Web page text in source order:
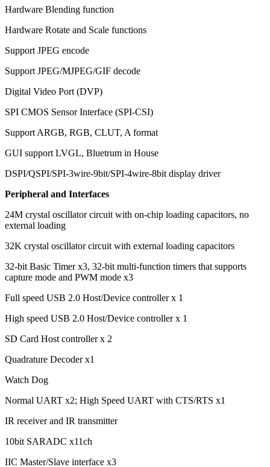
Hardware Blending function
Hardware Rotate and Scale functions
Support JPEG encode
Support JPEG/MJPEG/GIF decode
Digital Video Port (DVP)
SPI CMOS Sensor Interface (SPI-CSI)
Support ARGB, RGB, CLUT, A format
GUI support LVGL, Bluetrum in House
DSPI/QSPI/SPI-3wire-9bit/SPI-4wire-8bit display driver
Peripheral and Interfaces
24M crystal oscillator circuit with on-chip loading capacitors, no
external loading
32K crystal oscillator circuit with external loading capacitors
32-bit Basic Timer x3, 32-bit multi-function timers that supports
capture mode and PWM mode x3
Full speed USB 2.0 Host/Device controller x 1
High speed USB 2.0 Host/Device controller x 1
SD Card Host controller x 2
Quadrature Decoder x1
Watch Dog
Normal UART x2; High Speed UART with CTS/RTS x1
IR receiver and IR transmitter
10bit SARADC x11ch
IIC Master/Slave interface x3